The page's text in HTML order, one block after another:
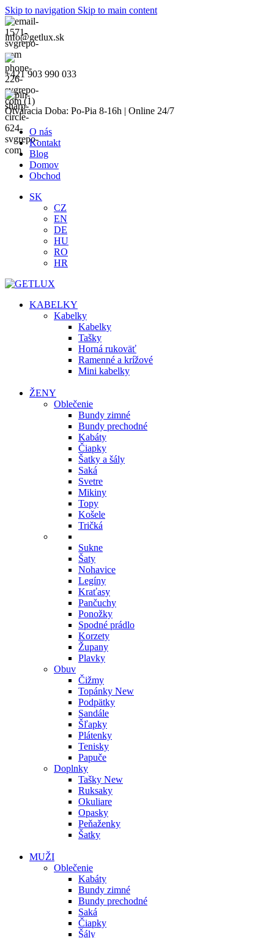
Skip to navigation Skip to main content
info@getlux.sk
+421 903 990 033
Otváracia Doba: Po-Pia 8-16h | Online 24/7
O nás
Kontakt
Blog
Domov
Obchod
SK
CZ
EN
DE
HU
RO
HR
KABELKY
Kabelky
Kabelky
Tašky
Horná rukoväť
Ramenné a krížové
Mini kabelky
ŽENY
Oblečenie
Bundy zimné
Bundy prechodné
Kabáty
Čiapky
Šatky a šály
Saká
Svetre
Mikiny
Topy
Košele
Tričká
Sukne
Šaty
Nohavice
Legíny
Kraťasy
Pančuchy
Ponožky
Spodné prádlo
Korzety
Župany
Plavky
Obuv
Čižmy
Topánky New
Podpätky
Sandále
Šľapky
Plátenky
Tenisky
Papuče
Doplnky
Tašky New
Ruksaky
Okuliare
Opasky
Peňaženky
Šatky
MUŽI
Oblečenie
Kabáty
Bundy zimné
Bundy prechodné
Saká
Čiapky
Šály